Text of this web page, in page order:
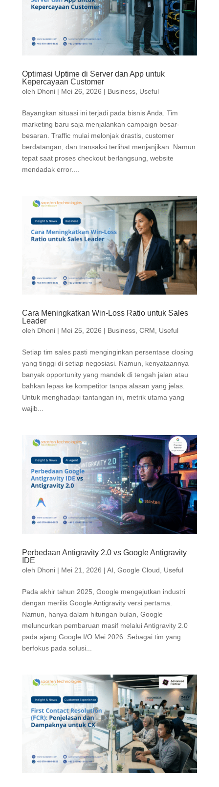
Optimasi Uptime di Server dan App untuk
Kepercayaan Customer
oleh Dhoni| Mei 26, 2026 | Business, Useful
Bayangkan situasi ini terjadi pada bisnis Anda. Tim
marketing baru saja menjalankan campaign besar-
besaran. Traffic mulai melonjak drastis, customer
berdatangan, dan transaksi terlihat menjanjikan. Namun
tepat saat proses checkout berlangsung, website
mendadak error....
Cara Meningkatkan Win-Loss Ratio untuk Sales
Leader
oleh Dhoni| Mei 25, 2026 | Business, CRM Useful
Setiap tim sales pasti menginginkan persentase closing
yang tinggi di setiap negosiasi. Namun, kenyataannya
banyak opportunity yang mandek di tengah jalan atau
bahkan lepas ke kompetitor tanpa alasan yang jelas.
Untuk menghadapi tantangan ini, metrik utama yang
wajib...
Perbedaan Antigravity 2.0 vs Google Antigravity
IDE
oleh Dhoni| Mei 21, 2026 | AI Google Cloud Useful
Pada akhir tahun 2025, Google mengejutkan industri
dengan merilis Google Antigravity versi pertama.
Namun, hanya dalam hitungan bulan, Google
meluncurkan pembaruan masif melalui Antigravity 2.0
pada ajang Google I/O Mei 2026. Sebagai tim yang
berfokus pada solusi...